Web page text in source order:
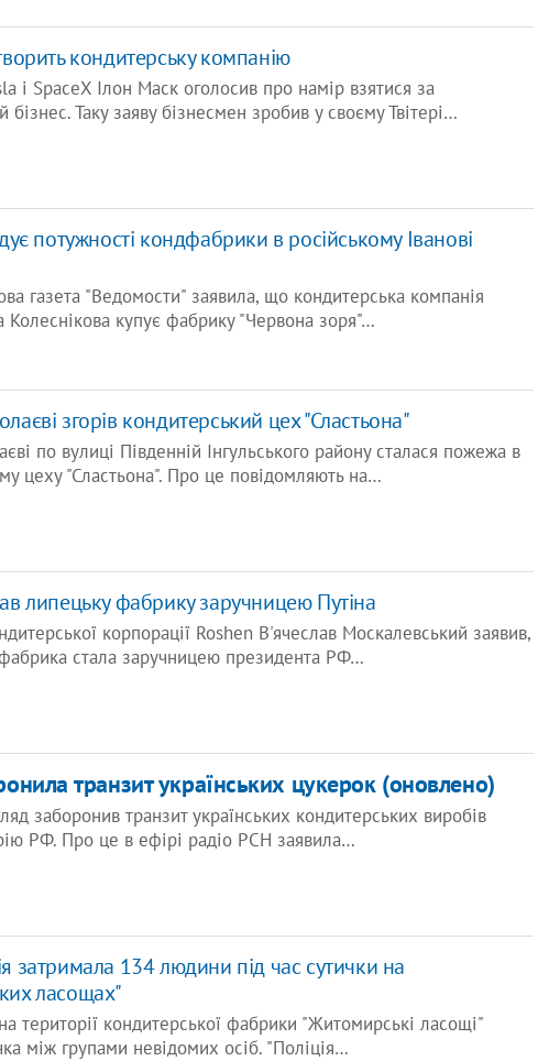
кондитерську компанію
і SpaceX Ілон Маск оголосив про намір взятися за
бізнес. Таку заяву бізнесмен зробив у своєму Твітері…
потужності кондфабрики в російському Іванові
газета "Ведомости" заявила, що кондитерська компанія
Колеснікова купує фабрику "Червона зоря"…
згорів кондитерський цех "Сластьона"
по вулиці Південній Інгульського району сталася пожежа в
цеху "Сластьона". Про це повідомляють на…
липецьку фабрику заручницею Путіна
корпорації Roshen В'ячеслав Москалевський заявив,
стала заручницею президента РФ…
транзит українських цукерок (оновлено)
заборонив транзит українських кондитерських виробів
РФ. Про це в ефірі радіо РСН заявила…
затримала 134 людини під час сутички на
ласощах"
території кондитерської фабрики "Житомирські ласощі"
між групами невідомих осіб. "Поліція…